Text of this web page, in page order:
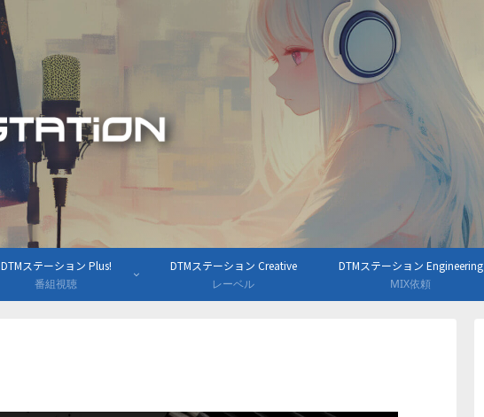
DTMステーション Plus!
番組視聴
DTMステーション Creative
レーベル
DTMステーション Engineering
MIX依頼